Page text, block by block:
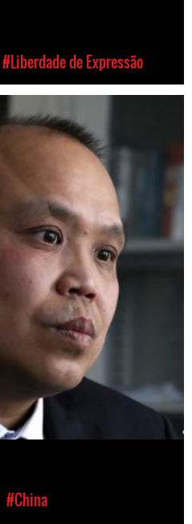
#Liberdade de Expressão
#China